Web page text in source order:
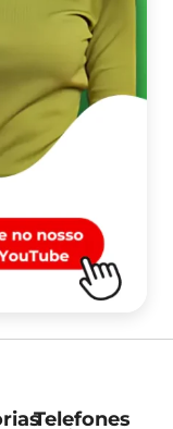
Telefones